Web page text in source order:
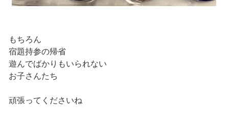
もちろん
宿題持参の帰省
遊んでばかりもいられない
お子さんたち
頑張ってくださいね